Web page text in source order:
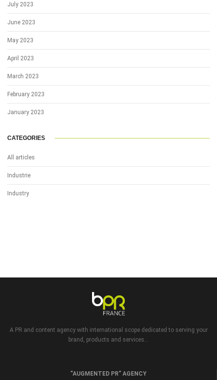
July 2023
June 2023
May 2023
April 2023
March 2023
February 2023
January 2023
CATEGORIES
All articles
Industrie
Industry
A PR and content agency with international scope dedicated to serving your
brand, products and services...
“AUGMENTED PR” AGENCY